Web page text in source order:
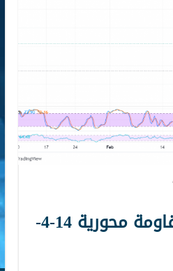
الإسترليني يستفيد من الدعم والأنظار على مقاومة محورية 14-4-